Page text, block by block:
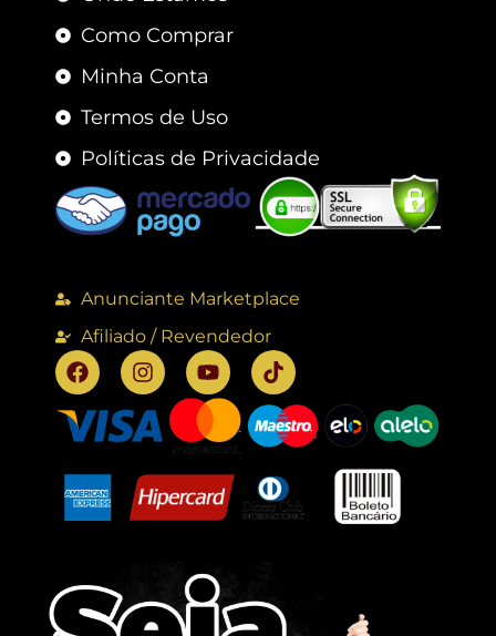
Como Comprar
Minha Conta
Termos de Uso
Políticas de Privacidade
Anunciante Marketplace
Afiliado / Revendedor